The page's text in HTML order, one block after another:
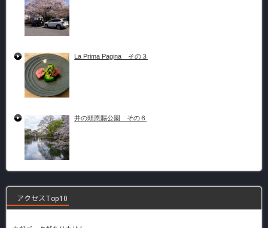
La Prima Pagina その３
井の頭恩賜公園 その６
アクセスTop10